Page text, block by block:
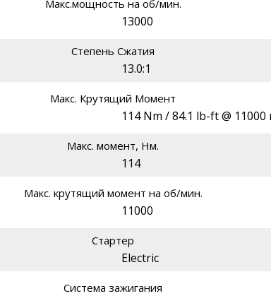
Макс.мощность на об/мин.
13000
Степень Сжатия
13.0:1
Макс. Крутящий Момент
114 Nm / 84.1 lb-ft @ 11000
Макс. момент, Нм.
114
Макс. крутящий момент на об/мин.
11000
Стартер
Electric
Система зажигания